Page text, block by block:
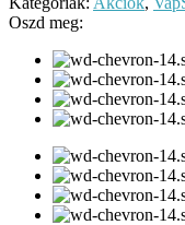
Oszd meg: